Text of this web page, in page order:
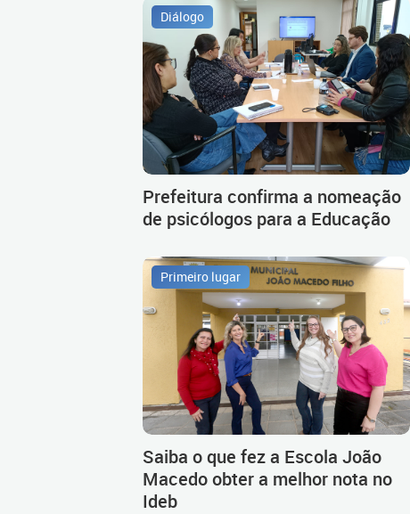
Diálogo
Prefeitura confirma a nomeação
de psicólogos para a Educação
Primeiro lugar
Saiba o que fez a Escola João
Macedo obter a melhor nota no
Ideb